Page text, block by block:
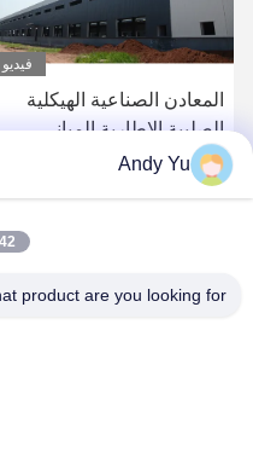
فيديو
المعادن الصناعية الهيكلية
الصلبية الإطارية المباني
الزراعية البناء مخازن
التخزين
Andy Yu
product are you looking for?